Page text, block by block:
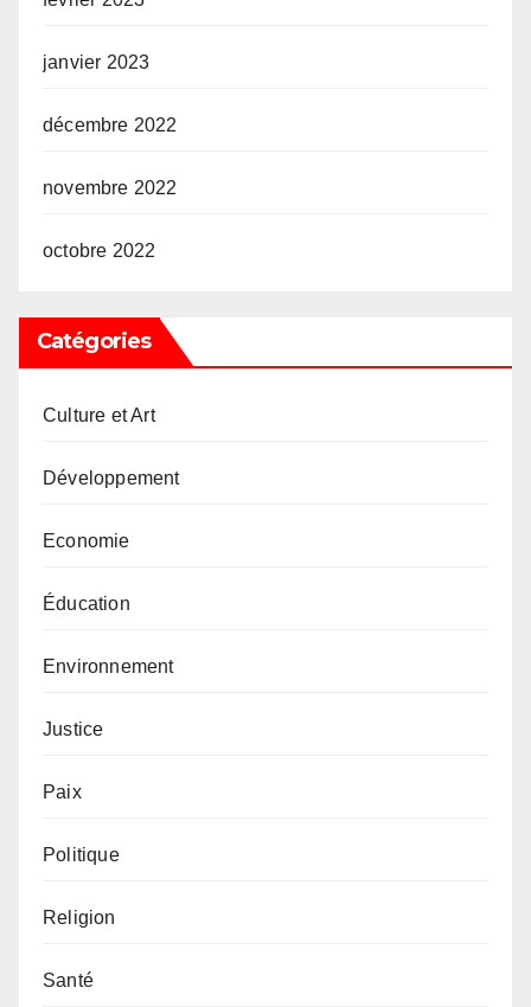
janvier 2023
décembre 2022
novembre 2022
octobre 2022
Catégories
Culture et Art
Développement
Economie
Éducation
Environnement
Justice
Paix
Politique
Religion
Santé